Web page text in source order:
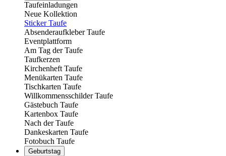
Taufeinladungen
Neue Kollektion
Sticker Taufe
Absenderaufkleber Taufe
Eventplattform
Am Tag der Taufe
Taufkerzen
Kirchenheft Taufe
Menükarten Taufe
Tischkarten Taufe
Willkommensschilder Taufe
Gästebuch Taufe
Kartenbox Taufe
Nach der Taufe
Dankeskarten Taufe
Fotobuch Taufe
Geburtstag